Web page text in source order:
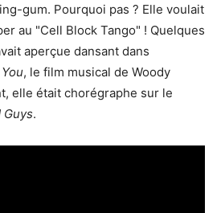
gum. Pourquoi pas ? Elle voulait
au "Cell Block Tango" ! Quelques
aperçue dansant dans
, le film musical de Woody
elle était chorégraphe sur le
Guys.